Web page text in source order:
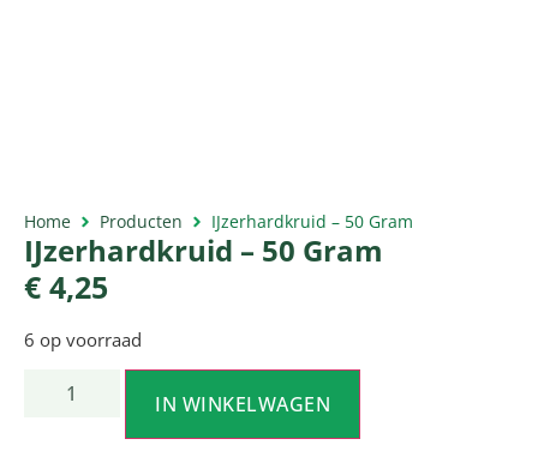
Home Producten IJzerhardkruid – 50 Gram
IJzerhardkruid – 50 Gram
€ 4,25
6 op voorraad
IN WINKELWAGEN